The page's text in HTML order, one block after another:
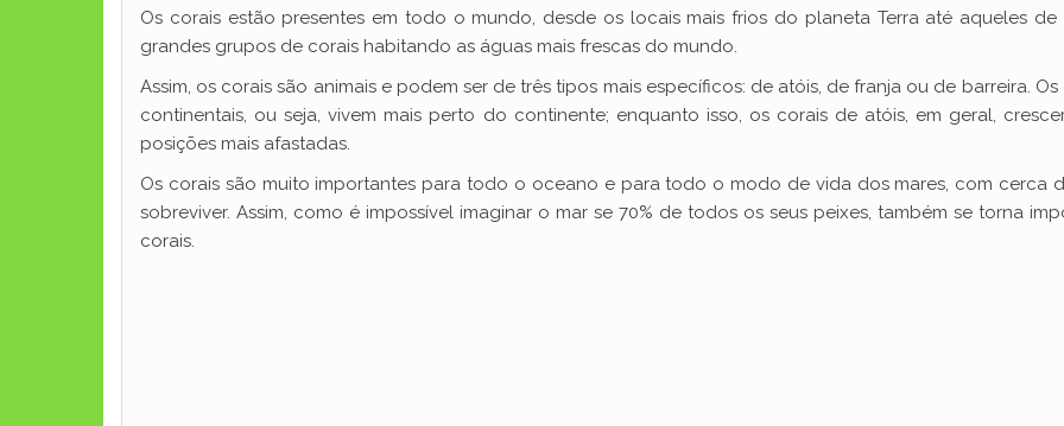
Os corais estão presentes em todo o mundo, desde os locais mais frios do planeta Terra até aqueles
grandes grupos de corais habitando as águas mais frescas do mundo.
Assim, os corais são animais e podem ser de três tipos mais específicos: de atóis, de franja ou de barreira.
continentais, ou seja, vivem mais perto do continente; enquanto isso, os corais de atóis, em geral,
posições mais afastadas.
Os corais são muito importantes para todo o oceano e para todo o modo de vida dos mares, com cerca
sobreviver. Assim, como é impossível imaginar o mar se 70% de todos os seus peixes, também se torna
corais.